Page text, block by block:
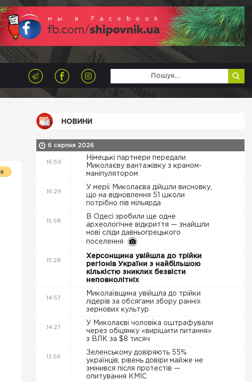
НОВИНИ
6 серпня 2026
16:59
Німецькі партнери передали
Миколаєву вантажівку з краном-
маніпулятором
16:29
У мерії Миколаєва дійшли висновку,
що на відновлення 51 школи
потрібно пів мільярда
15:58
В Одесі зробили ще одне
археологічне відкриття — знайшли
нові сліди давньогрецького
поселення
15:28
Херсонщина увійшла до трійки
регіонів України з найбільшою
кількістю зниклих безвісти
неповнолітніх
14:57
Миколаївщина увійшла до трійки
лідерів за обсягами збору ранніх
зернових культур
14:27
У Миколаєві чоловіка оштрафували
через обіцянку «вирішити питання»
з ВЛК за $8 тисяч
13:56
Зеленському довіряють 55%
українців, рівень довіри майже не
змінився після протестів —
опитування КМІС